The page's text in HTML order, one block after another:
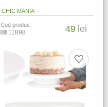
CHIC MANIA
Cod produs
11898 49 lei